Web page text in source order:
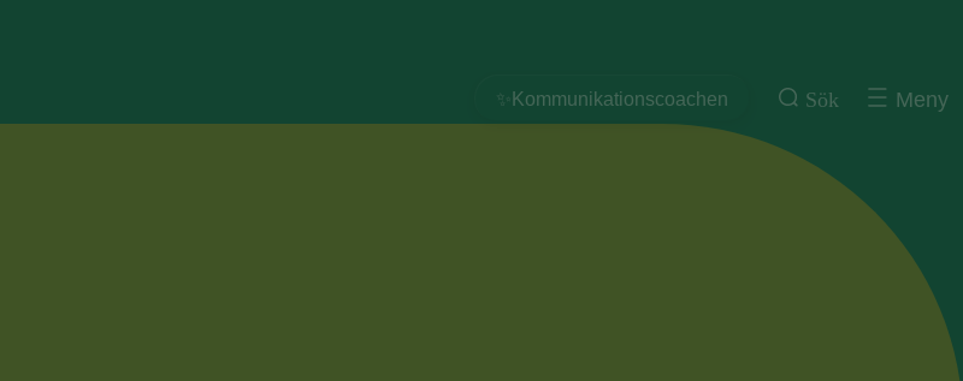
✨Kommunikationscoachen Sök Meny